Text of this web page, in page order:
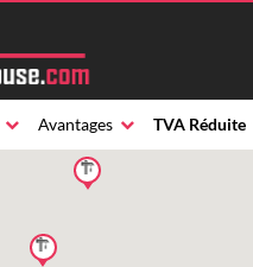
Avantages TVA Réduite